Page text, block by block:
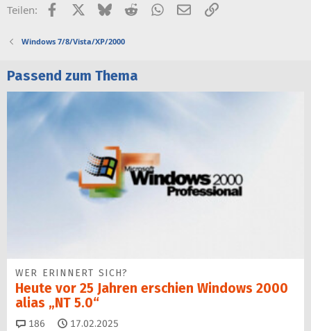
Teilen: FacebookX (Twitter)
BlueskyRedditWhatsApp
E-MailLink
Windows 7/8/Vista/XP/2000
Passend zum Thema
WER ERINNERT SICH?
Heute vor 25 Jahren erschien Windows 2000
alias „NT 5.0“
186 Kommentare
17.02.2025